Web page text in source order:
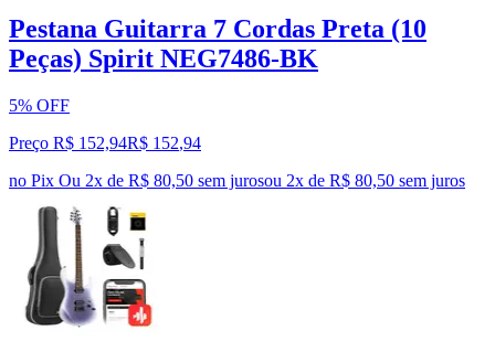
Pestana Guitarra 7 Cordas Preta (10
Peças) Spirit NEG7486-BK
5% OFF
Preço R$ 152,94R$ 152,94
no Pix Ou 2x de R$ 80,50 sem jurosou 2x de R$ 80,50 sem juros